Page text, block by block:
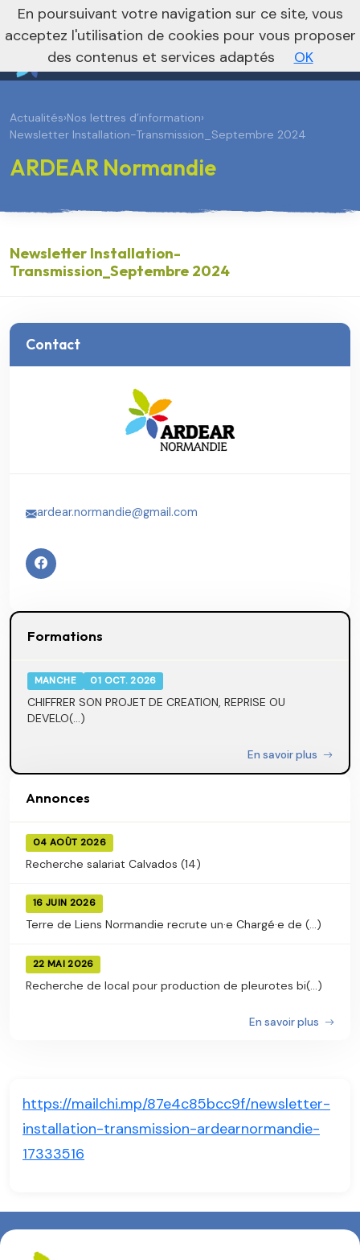
Vers le site national
Actualités›Nos lettres d’information›
Newsletter Installation-Transmission_Septembre 2024
ARDEAR Normandie
Newsletter Installation-
Transmission_Septembre 2024
Contact
ardear.normandie@gmail.com
Formations
MANCHE 01 OCT. 2026
CHIFFRER SON PROJET DE CREATION, REPRISE OU
DEVELO(...)
En savoir plus
Annonces
04 AOÛT 2026
Recherche salariat Calvados (14)
16 JUIN 2026
Terre de Liens Normandie recrute un·e Chargé·e de (...)
22 MAI 2026
Recherche de local pour production de pleurotes bi(...)
En savoir plus
https://mailchi.mp/87e4c85bcc9f/newsletter-
installation-transmission-ardearnormandie-
17333516
En poursuivant votre navigation sur ce site, vous
acceptez l'utilisation de cookies pour vous proposer
des contenus et services adaptés
OK